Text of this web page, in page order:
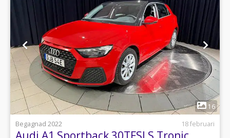
1
16
Begagnad 2022
18 februari